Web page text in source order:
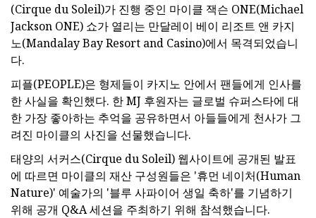
(Cirque du Soleil)가 진행 중인 마이클 잭슨 ONE(Michael
Jackson ONE) 쇼가 열리는 만달레이 베이 리조트 앤 카지
노(Mandalay Bay Resort and Casino)에서 목격되었습니
다.
피플(PEOPLE)은 형제들이 카지노 안에서 팬들에게 인사를
한 사실을 확인했다. 한 MJ 후원자는 글로벌 슈퍼스타에 대
한 가장 좋아하는 추억을 공유하면서 아들들에게 천사가 그
려진 마이클의 사진을 선물했습니다.
태양의 서커스(Cirque du Soleil) 웹사이트에 공개된 발표
에 따르면 마이클의 재산 구성원들은 '휴먼 네이처(Human
Nature)' 예술가의 '블루 사파이어 생일 축하'를 기념하기
위해 공개 Q&A 세션을 주최하기 위해 참석했습니다.